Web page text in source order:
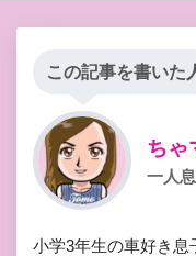
この記事を書いた
ちゃ
一人
小学3年生の車好き息